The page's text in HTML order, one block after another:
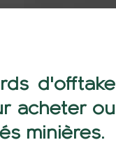
d'offtake
acheter ou
minières.